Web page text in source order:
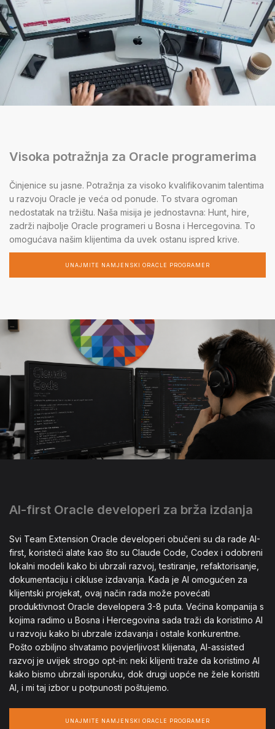
Visoka potražnja za Oracle programerima
Činjenice su jasne. Potražnja za visoko kvalifikovanim talentima
u razvoju Oracle je veća od ponude. To stvara ogroman
nedostatak na tržištu. Naša misija je jednostavna: Hunt, hire,
zadrži najbolje Oracle programeri u Bosna i Hercegovina. To
omogućava našim klijentima da uvek ostanu ispred krive.
UNAJMITE NAMJENSKI ORACLE PROGRAMER
AI-first Oracle developeri za brža izdanja
Svi Team Extension Oracle developeri obučeni su da rade AI-
first, koristeći alate kao što su Claude Code, Codex i odobreni
lokalni modeli kako bi ubrzali razvoj, testiranje, refaktorisanje,
dokumentaciju i cikluse izdavanja. Kada je AI omogućen za
klijentski projekat, ovaj način rada može povećati
produktivnost Oracle developera 3-8 puta. Većina kompanija s
kojima radimo u Bosna i Hercegovina sada traži da koristimo AI
u razvoju kako bi ubrzale izdavanja i ostale konkurentne.
Pošto ozbiljno shvatamo povjerljivost klijenata, AI-assisted
razvoj je uvijek strogo opt-in: neki klijenti traže da koristimo AI
kako bismo ubrzali isporuku, dok drugi uopće ne žele koristiti
AI, i mi taj izbor u potpunosti poštujemo.
UNAJMITE NAMJENSKI ORACLE PROGRAMER